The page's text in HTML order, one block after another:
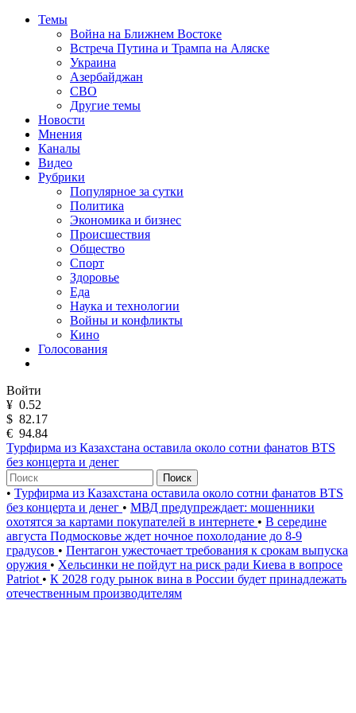
Темы
Война на Ближнем Востоке
Встреча Путина и Трампа на Аляске
Украина
Азербайджан
СВО
Другие темы
Новости
Мнения
Каналы
Видео
Рубрики
Популярное за сутки
Политика
Экономика и бизнес
Происшествия
Общество
Спорт
Здоровье
Еда
Наука и технологии
Войны и конфликты
Кино
Голосования
Войти
¥ 0.52
$ 82.17
€ 94.84
Турфирма из Казахстана оставила около сотни фанатов BTS
без концерта и денег
Поиск
• Турфирма из Казахстана оставила около сотни фанатов BTS
без концерта и денег • МВД предупреждает: мошенники
охотятся за картами покупателей в интернете • В середине
августа Подмосковье ждет ночное похолодание до 8-9
градусов • Пентагон ужесточает требования к срокам выпуска
оружия • Хельсинки не пойдут на риск ради Киева в вопросе
Patriot • К 2028 году рынок вина в России будет принадлежать
отечественным производителям